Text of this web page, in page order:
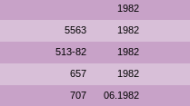
1982
5563 1982
513-82 1982
657 1982
707 06.1982